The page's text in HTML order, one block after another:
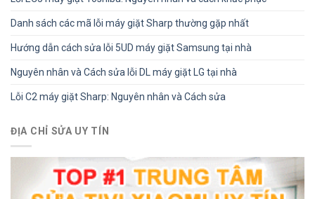
Danh sách các mã lỗi máy giặt Sharp thường gặp nhất
Hướng dẫn cách sửa lỗi 5UD máy giặt Samsung tại nhà
Nguyên nhân và Cách sửa lỗi DL máy giặt LG tại nhà
Lỗi C2 máy giặt Sharp: Nguyên nhân và Cách sửa
ĐỊA CHỈ SỬA UY TÍN